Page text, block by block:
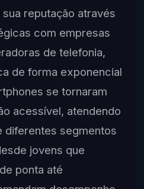
reputação através
com empresas
de telefonia,
de forma exponencial
se tornaram
acessível, atendendo
diferentes segmentos
jovens que
ponta até